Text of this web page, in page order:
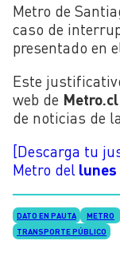
Metro de
caso de
presentado en
Este
web de Metro.cl
de noticias de
[Descarga tu
Metro del lunes
DATO EN PAUTA METRO
TRANSPORTE PÚBLICO